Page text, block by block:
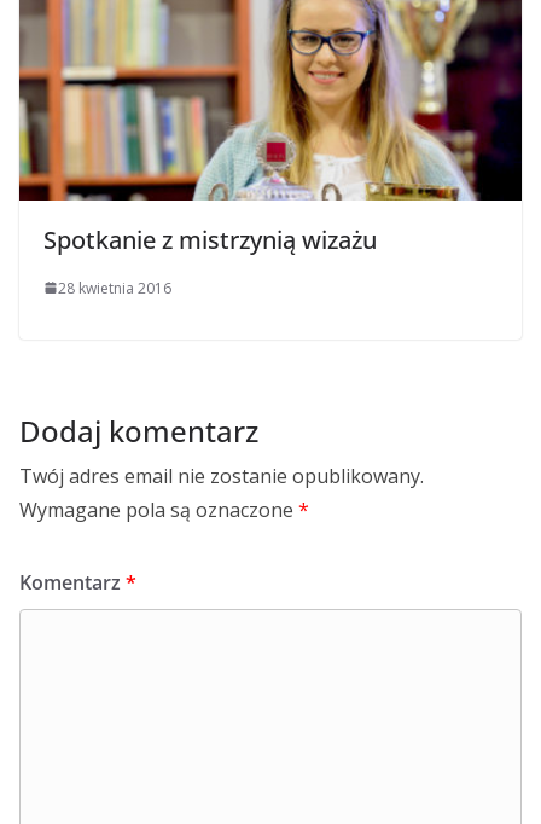
Spotkanie z mistrzynią wizażu
28 kwietnia 2016
Dodaj komentarz
Twój adres email nie zostanie opublikowany.
Wymagane pola są oznaczone *
Komentarz *